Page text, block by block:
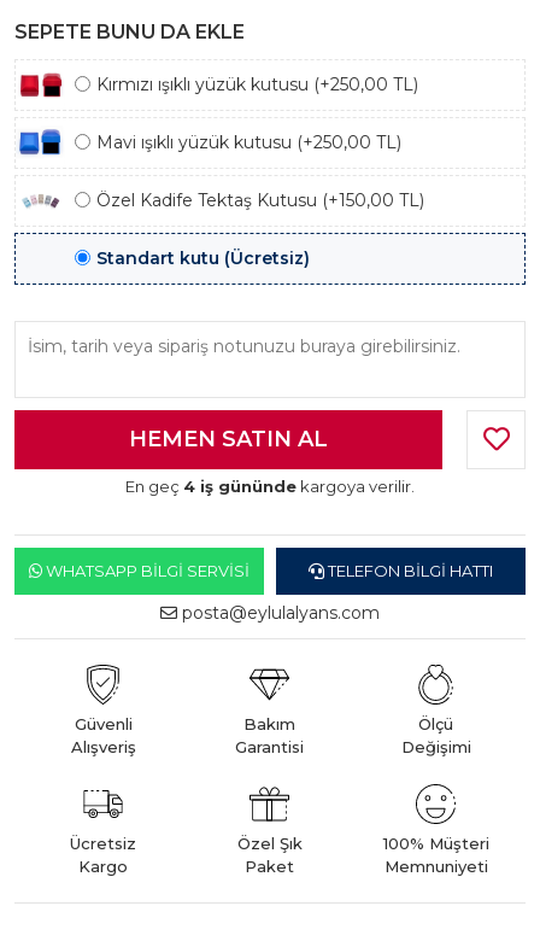
SEPETE BUNU DA EKLE
Kırmızı ışıklı yüzük kutusu (+250,00 TL)
Mavi ışıklı yüzük kutusu (+250,00 TL)
Özel Kadife Tektaş Kutusu (+150,00 TL)
Standart kutu (Ücretsiz)
En geç 4 iş gününde kargoya verilir.
WHATSAPP BILGI SERVISI TELEFON BILGI HATTI
posta@eylulalyans.com
Güvenli
Alışveriş
Bakım
Garantisi
Ölçü
Değişimi
Ücretsiz
Kargo
Özel Şık
Paket
100% Müşteri
Memnuniyeti